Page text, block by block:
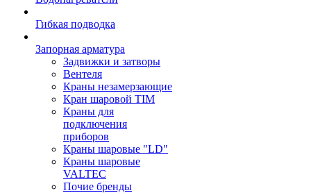
Гибкая подводка
Запорная арматура
Задвижки и затворы
Вентеля
Краны незамерзающие
Кран шаровой TIM
Краны для
подключения
приборов
Краны шаровые "LD"
Краны шаровые
VALTEC
Почие бренды